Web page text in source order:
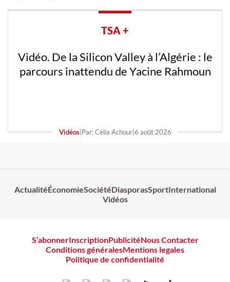
TSA +
Vidéo. De la Silicon Valley à l’Algérie : le
parcours inattendu de Yacine Rahmoun
Vidéos| Par: Célia Achour| 6 août 2026
ActualitéÉconomieSociétéDiasporasSportInternational
Vidéos
S’abonnerInscriptionPublicitéNous Contacter
Conditions généralesMentions legales
Politique de confidentialité